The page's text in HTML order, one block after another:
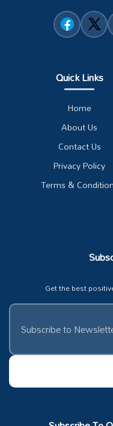
Quick Links
Home
About Us
Contact Us
Privacy Policy
Terms &
Get the best